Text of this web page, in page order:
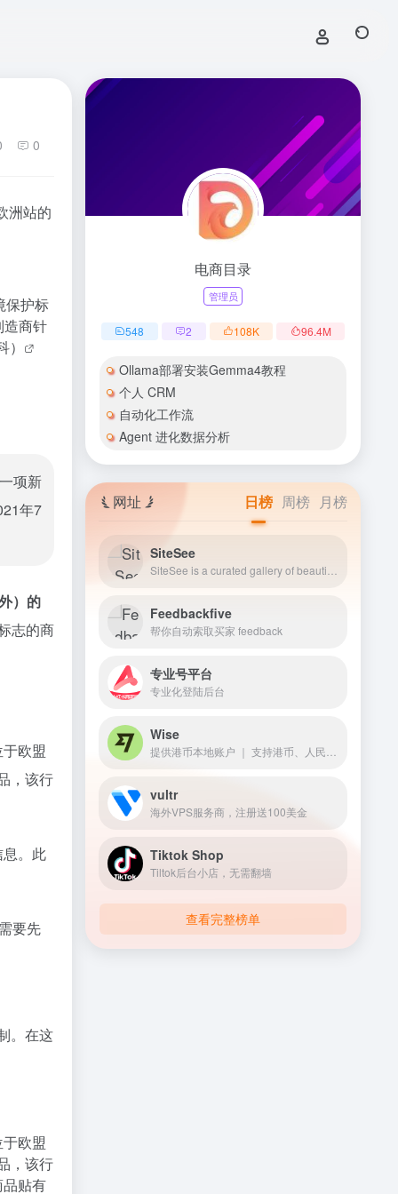
0
洲站的
保护标
造商针
项新
年7
）的
志的商
欧盟
，该行
。此
要先
。在这
欧盟
，该行
贴有
电商目录
管理员
548 2 108K 96.4M
Ollama部署安装Gemma4教程
个人 CRM
自动化工作流
Agent 进化数据分析
网址 日榜 周榜 月榜
SiteSee
Feedbackfive
帮你自动索取买家 feedback
专业号平台
专业化登陆后台
Wise
vultr
海外VPS服务商，注册送100美金
Tiktok Shop
Tiltok后台小店，无需翻墙
查看完整榜单